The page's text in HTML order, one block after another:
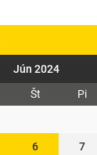
Jún 2024
Št Pi
6 7